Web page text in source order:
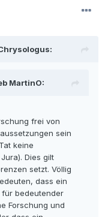
MartinO:
frei von
sein
keine
Dies gilt
setzt. Völlig
dass ein
für bedeutender
Forschung und